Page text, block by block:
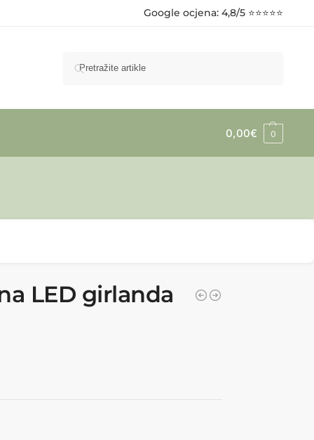
Google ocjena: 4,8/5 ⭐⭐⭐⭐⭐
0,00€ 0
LED girlanda